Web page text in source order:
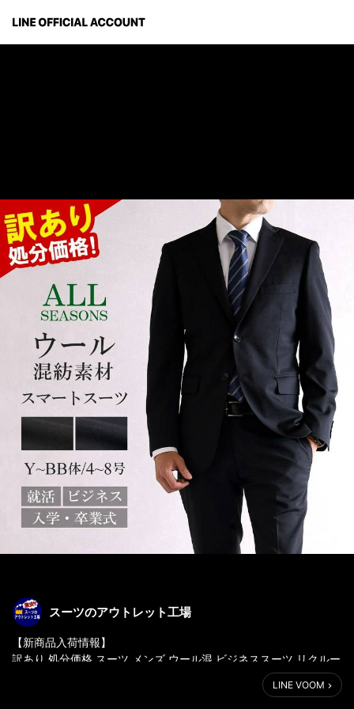
スーツのアウトレット工場
【新商品入荷情報】
訳あり 処分価格 スーツ メンズ ウール混 ビジネススーツ リクルー
トスーツ 就活 2つボタン 上下セット ストレッチ アウトレットス
ーツ ブラック ネイビー オールシーズン 春 夏 秋 冬(ts12904)
LINE VOOM